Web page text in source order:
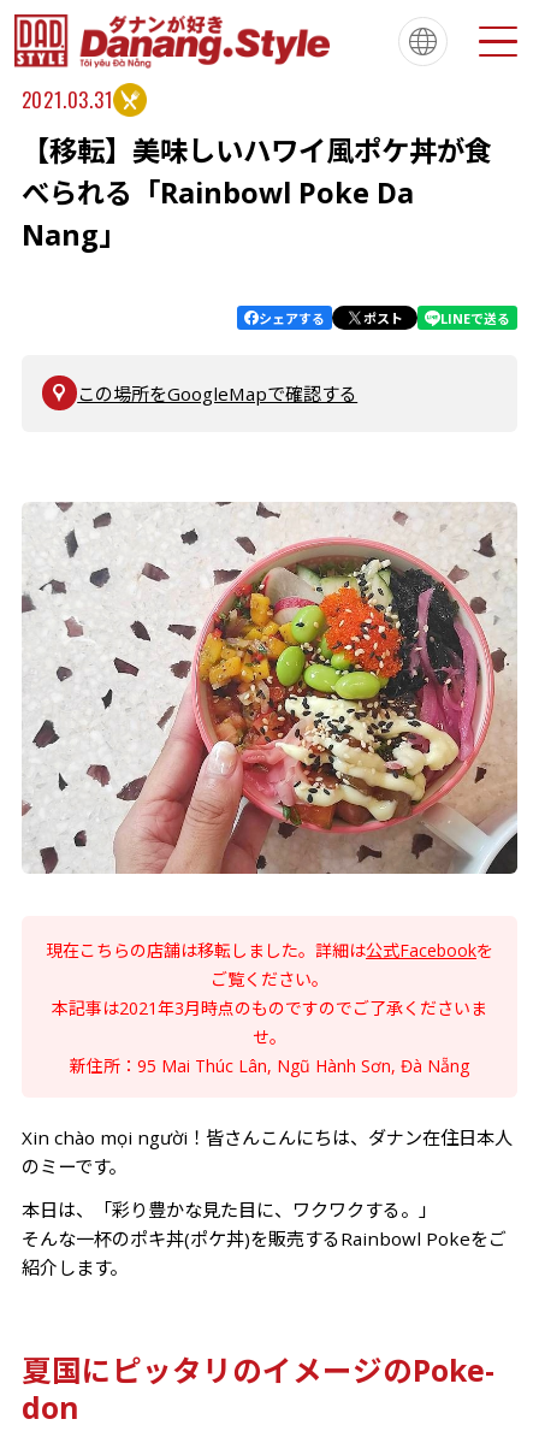
Tiếng Việt 한국
简体中文
繁體中文
English
français
Español
Aboutダナンスタイルについて
2021.03.31
【移転】美味しいハワイ風ポケ丼が食
べられる「Rainbowl Poke Da
Nang」
シェアする ポスト LINEで送る
この場所をGoogleMapで確認する
現在こちらの店舗は移転しました。詳細は公式Facebookを
ご覧ください。
​本記事は2021年3月時点のものですのでご了承くださいま
せ。
​新住所：95 Mai Thúc Lân, Ngũ Hành Sơn, Đà Nẵng
Xin chào mọi người！皆さんこんにちは、ダナン在住日本人
のミーです。
本日は、「彩り豊かな見た目に、ワクワクする。」
そんな一杯のポキ丼(ポケ丼)を販売するRainbowl Pokeをご
紹介します。
夏国にピッタリのイメージのPoke-
don